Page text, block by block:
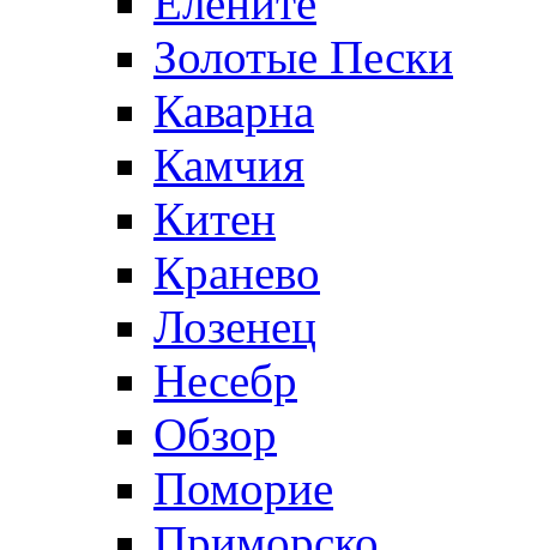
Золотые Пески
Каварна
Камчия
Китен
Кранево
Лозeнец
Несебр
Обзор
Поморие